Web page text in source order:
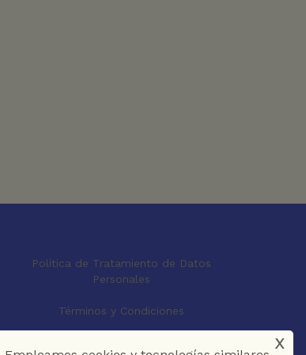
Política de Tratamiento de Datos
Personales
Términos y Condiciones
x